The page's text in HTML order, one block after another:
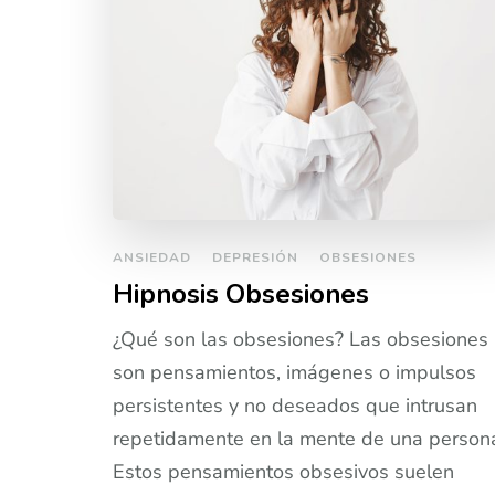
ANSIEDAD DEPRESIÓN OBSESIONES
Hipnosis Obsesiones
¿Qué son las obsesiones? Las obsesiones
son pensamientos, imágenes o impulsos
persistentes y no deseados que intrusan
repetidamente en la mente de una
Estos pensamientos obsesivos suelen